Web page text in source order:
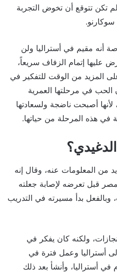
يقارب 18 عام، ولم تكن تتوقع أن تخوض التجربة
أنه مقيم في أستراليا ولن
عليها إتمام الزفاف سريعاً،
المزيد من الوقت للتفكير في
الحب في مرحلتها العمرية
أصبحت ناضجة ولسعادتها
في هذه المرحلة من حياتها.
من المعلومات عنه، وقال إنه
قبل تعرضه لإصابة جعلته
وبالفعل بدأ مسيرته في التدريب
ولكنه كان يفكر في
أستراليا وعمل فترة في
في أستراليا، وأنشأ بعد ذلك